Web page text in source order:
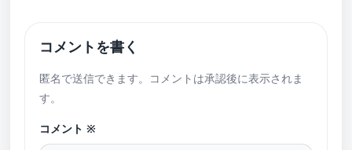
コメントを書く
匿名で送信できます。コメントは承認後に表示されま
す。
コメント ※